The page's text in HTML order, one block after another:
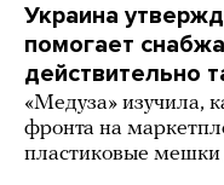
Украина
помогает
действительно
«Медуза» изучила,
фронта на
пластиковые